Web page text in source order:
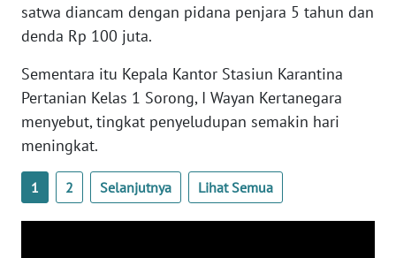
satwa diancam dengan pidana penjara 5 tahun dan
denda Rp 100 juta.
Sementara itu Kepala Kantor Stasiun Karantina
Pertanian Kelas 1 Sorong, I Wayan Kertanegara
menyebut, tingkat penyeludupan semakin hari
meningkat.
1 2 Selanjutnya Lihat Semua
PAPUA
WN
BARAT
WN
RIAU